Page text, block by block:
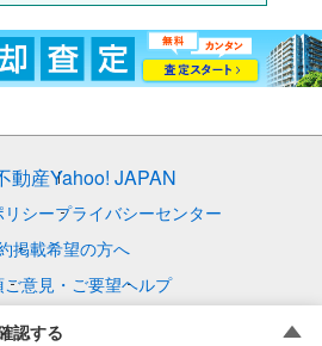
認する
動産Yahoo! JAPAN
シープライバシーセンター
掲載希望の方へ
ご意見・ご要望ヘルプ
© LY Corporation